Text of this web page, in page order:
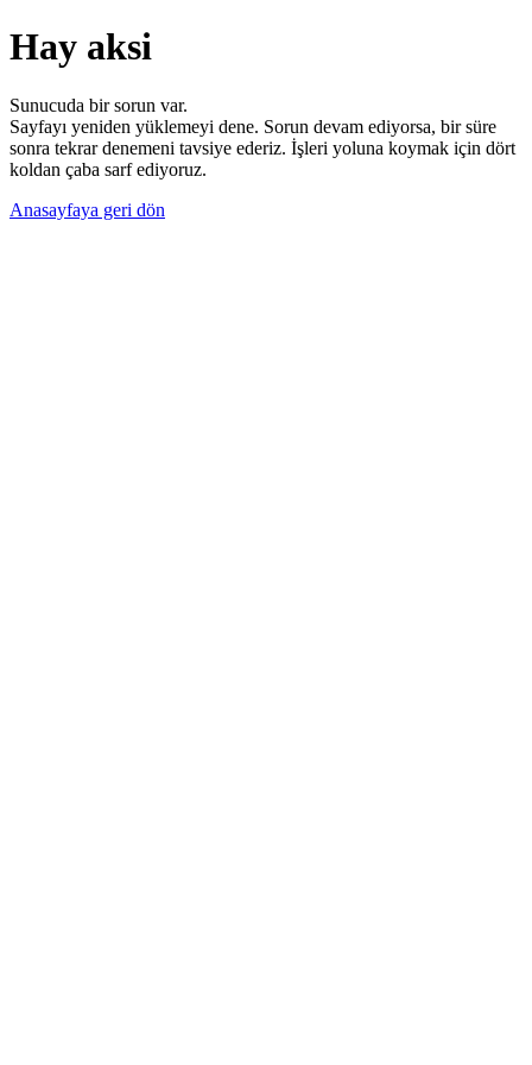
Hay aksi
Sunucuda bir sorun var.
Sayfayı yeniden yüklemeyi dene. Sorun devam ediyorsa, bir süre
sonra tekrar denemeni tavsiye ederiz. İşleri yoluna koymak için dört
koldan çaba sarf ediyoruz.
Anasayfaya geri dön